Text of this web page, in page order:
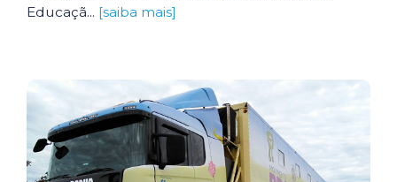
Educaçã... [saiba mais]